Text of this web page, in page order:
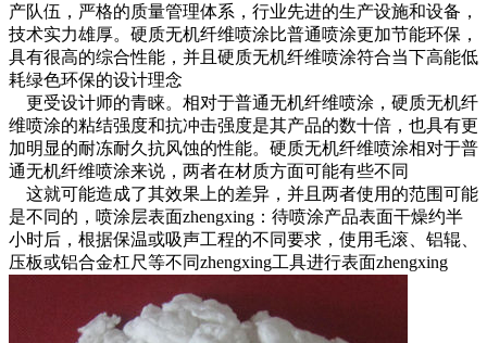
产队伍，严格的质量管理体系，行业先进的生产设施和设备，
技术实力雄厚。硬质无机纤维喷涂比普通喷涂更加节能环保，
具有很高的综合性能，并且硬质无机纤维喷涂符合当下高能低
耗绿色环保的设计理念
更受设计师的青睐。相对于普通无机纤维喷涂，硬质无机纤
维喷涂的粘结强度和抗冲击强度是其产品的数十倍，也具有更
加明显的耐冻耐久抗风蚀的性能。硬质无机纤维喷涂相对于普
通无机纤维喷涂来说，两者在材质方面可能有些不同
这就可能造成了其效果上的差异，并且两者使用的范围可能
是不同的，喷涂层表面zhengxing：待喷涂产品表面干燥约半
小时后，根据保温或吸声工程的不同要求，使用毛滚、铝辊、
压板或铝合金杠尺等不同zhengxing工具进行表面zhengxing